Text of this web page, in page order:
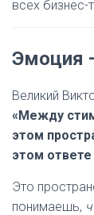
всех бизнес-
Эмоция
Великий
«Между
этом
этом
Это
понимаешь,